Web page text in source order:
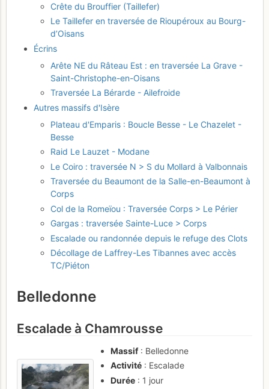
Crête du Brouffier (Taillefer)
Le Taillefer en traversée de Rioupéroux au Bourg-
d’Oisans
Écrins
Arête NE du Râteau Est : en traversée La Grave -
Saint-Christophe-en-Oisans
Traversée La Bérarde - Ailefroide
Autres massifs d'Isère
Plateau d'Emparis : Boucle Besse - Le Chazelet -
Besse
Raid Le Lauzet - Modane
Le Coiro : traversée N > S du Mollard à Valbonnais
Traversée du Beaumont de la Salle-en-Beaumont à
Corps
Col de la Romeïou : Traversée Corps > Le Périer
Gargas : traversée Sainte-Luce > Corps
Escalade ou randonnée depuis le refuge des Clots
Décollage de Laffrey-Les Tibannes avec accès
TC/Piéton
Belledonne
Escalade à Chamrousse
Massif: Belledonne
Activité : Escalade
Durée : 1 jour